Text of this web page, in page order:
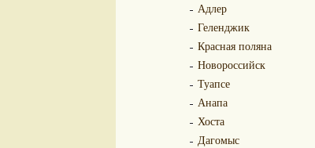
Адлер
Геленджик
Красная поляна
Новороссийск
Туапсе
Анапа
Хоста
Дагомыс